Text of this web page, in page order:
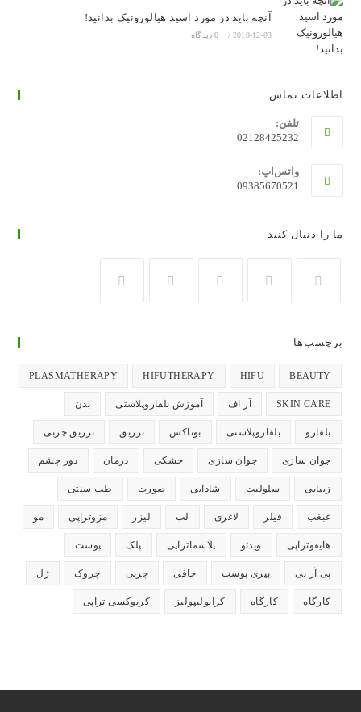
آنچه باید در مورد اسید هیالورونیک بدانید!
2019-12-03
/ 0 دیدگاه
اطلاعات تماس
تلفن:
02128425232
واتس‌اپ:
09385670521
ما را دنبال کنید
جدید
باز
باز
باز
باز
باز
برچسب‌ها
BEAUTY
HIFU
HIFUTHERAPY
PLASMATHERAPY
SKIN CARE آر اف آموزش بلفاروپلاستی بدن
بلفارو بلفاروپلاستی بوتاکس تزریق تزریق چربی
جوان سازی جوان سازی خشکی درمان دور چشم
زیبایی سلولیت شادابی صورت طب سنتی
غبغب فیلر لاغری لب لیزر مزوتراپی مو
هایفوتراپی ویدئو پلاسماتراپی پلک پوست
پی آر پی پیری پوست چاقی چربی چروک ژل
کارگاه کارگاه کرایولیپولیز کربوکسی تراپی